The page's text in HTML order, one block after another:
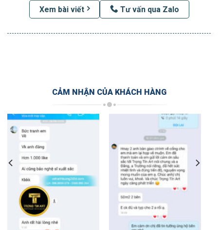
Xem bài viết Tư vấn qua Zalo
CẢM NHẬN CỦA KHÁCH HÀNG